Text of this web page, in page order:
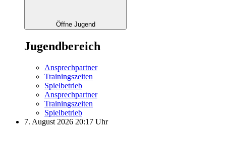
Öffne Jugend
Jugendbereich
Ansprechpartner
Trainingszeiten
Spielbetrieb
Ansprechpartner
Trainingszeiten
Spielbetrieb
7. August 2026 20:17 Uhr